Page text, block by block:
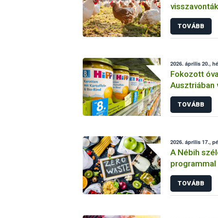
tartására
TOVÁBB
2026. április 20.,
Fokozott
Ausztriában
„sárgarépa-
TOVÁBB
2026. április 17.,
A Nébih
TOVÁBB